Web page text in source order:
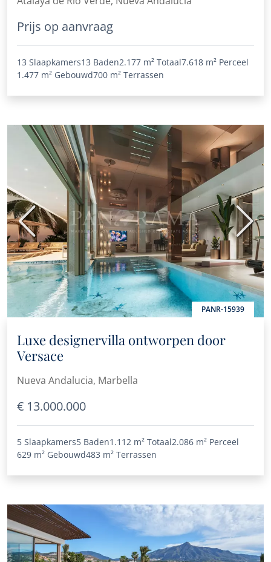
Prijs op aanvraag
13 Slaapkamers13 Baden2.177 m² Totaal7.618 m² Perceel
1.477 m² Gebouwd700 m² Terrassen
PANR-15939
Vorige
Luxe designervilla ontworpen door
Versace
Nueva Andalucia, Marbella
€ 13.000.000
5 Slaapkamers5 Baden1.112 m² Totaal2.086 m² Perceel
629 m² Gebouwd483 m² Terrassen